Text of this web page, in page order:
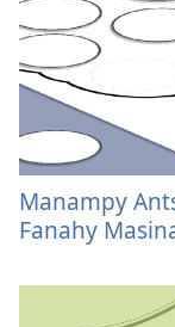
Manampy
Fanahy